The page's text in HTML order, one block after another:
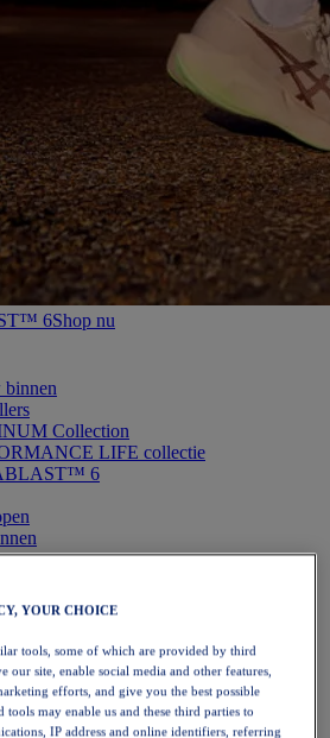
6Shop nu
Collection
LIFE collectie
6
YOUR CHOICE
tools, some of which are provided by third
our site, enable social media and other features,
efforts, and give you the best possible
tools may enable us and these third parties to
IP address and online identifiers, referring